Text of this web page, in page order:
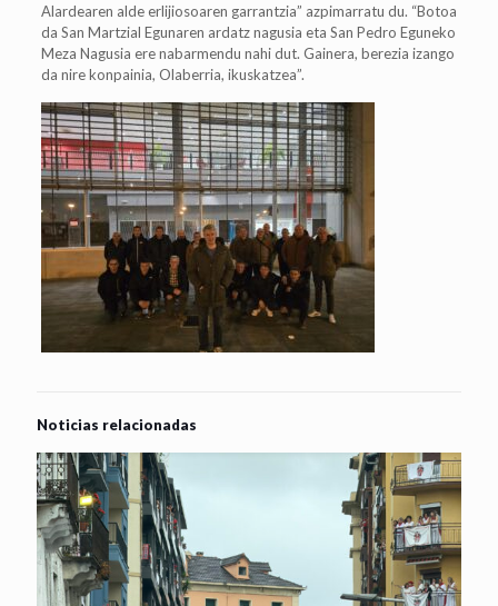
Alardearen alde erlijiosoaren garrantzia” azpimarratu du. “Botoa
da San Martzial Egunaren ardatz nagusia eta San Pedro Eguneko
Meza Nagusia ere nabarmendu nahi dut. Gainera, berezia izango
da nire konpainia, Olaberria, ikuskatzea”.
Noticias relacionadas